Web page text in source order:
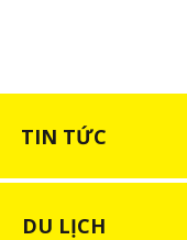
TIN TỨC
DU LỊCH